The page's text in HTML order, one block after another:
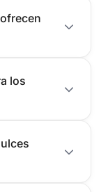
los